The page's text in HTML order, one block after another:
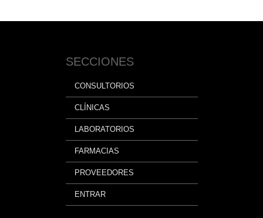
SECCIONES
CONSULTORIOS
CLÍNICAS
LABORATORIOS
FARMACIAS
PROVEEDORES
ENTRAR